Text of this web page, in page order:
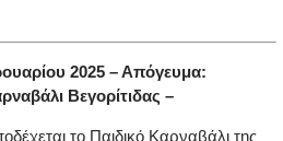
2025 – Απόγευμα:
Βεγορίτιδας –
το Παιδικό Καρναβάλι της